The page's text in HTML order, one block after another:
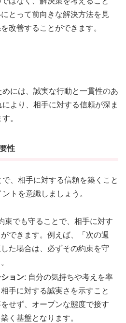
とって前向きな解決方法を見
改善することができます。
には、誠実な行動と一貫性のあ
より、相手に対する信頼が深ま
。
性
、相手に対する信頼を築くこと
トを意識しましょう。
束でも守ることで、相手に対す
できます。例えば、「次の週
た場合は、必ずその約束を守
ョン: 自分の気持ちや考えを率
手に対する誠実さを示すこと
せず、オープンな態度で接す
く基盤となります。